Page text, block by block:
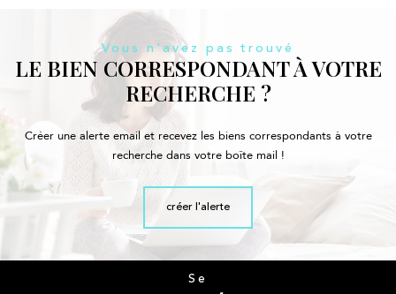
Vous n'avez pas trouvé
LE BIEN CORRESPONDANT À VOTRE
RECHERCHE ?
Créer une alerte email et recevez les biens correspondants à votre
recherche dans votre boîte mail !
créer l'alerte
Se